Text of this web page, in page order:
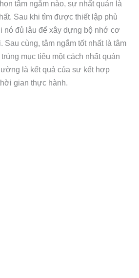
tâm ngắm nào, sự nhất quán là
Sau khi tìm được thiết lập phù
nó đủ lâu để xây dựng bộ nhớ cơ
Sau cùng, tâm ngắm tốt nhất là tâm
mục tiêu một cách nhất quán
là kết quả của sự kết hợp
gian thực hành.